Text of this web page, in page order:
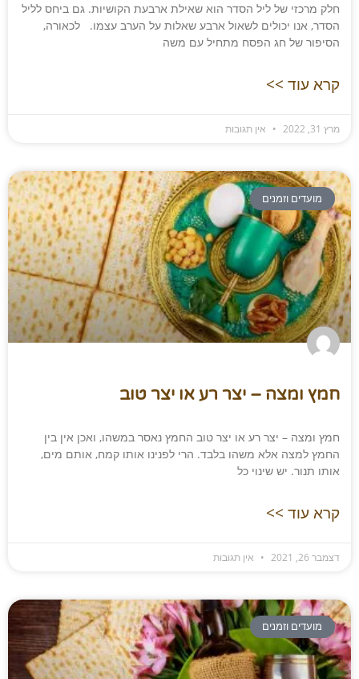
חלק מרכזי של ליל הסדר הוא שאילת ארבעת הקושיות. גם ביחס לליל
הסדר, אנו יכולים לשאול ארבע שאלות על הערב עצמו. לכאורה,
הסיפור של חג הפסח מתחיל עם משה
קרא עוד >>
מרץ 31, 2022 אין תגובות
מועדים וזמנים
חמץ ומצה – יצר רע או יצר טוב
חמץ ומצה – יצר רע או יצר טוב החמץ נאסר במשהו, ואכן אין בין
החמץ למצה אלא משהו בלבד. הרי לפנינו אותו קמח, אותם מים,
אותו תנור. יש שינוי כל
קרא עוד >>
דצמבר 26, 2021 אין תגובות
מועדים וזמנים